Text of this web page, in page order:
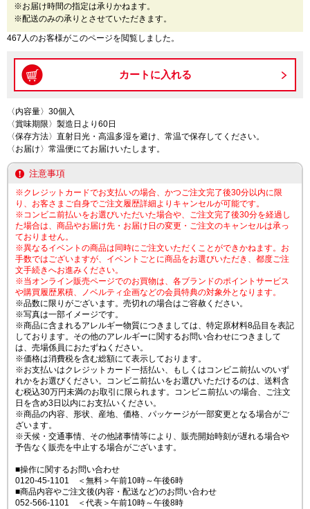
※お届け時間の指定は承りかねます。
※配送のみの承りとさせていただきます。
467人のお客様がこのページを閲覧しました。
〈内容量〉30個入
〈賞味期限〉製造日より60日
〈保存方法〉直射日光・高温多湿を避け、常温で保存してください。
〈お届け〉常温便にてお届けいたします。
注意事項
※クレジットカードでお支払いの場合、かつご注文完了後30分以内に限
り、お客さまご自身でご注文履歴詳細よりキャンセルが可能です。
※コンビニ前払いをお選びいただいた場合や、ご注文完了後30分を経過し
た場合は、商品やお届け先・お届け日の変更・ご注文のキャンセルは承っ
ておりません。
※異なるイベントの商品は同時にご注文いただくことができかねます。お
手数ではございますが、イベントごとに商品をお選びいただき、都度ご注
文手続きへお進みください。
※当オンライン販売ページでのお買物は、各ブランドのポイントサービス
や購買履歴累積、ノベルティ企画などの会員特典の対象外となります。
※品数に限りがございます。売切れの場合はご容赦ください。
※写真は一部イメージです。
※商品に含まれるアレルギー物質につきましては、特定原材料8品目を表記
しております。その他のアレルギーに関するお問い合わせにつきまして
は、売場係員におたずねください。
※価格は消費税を含む総額にて表示しております。
※お支払いはクレジットカード一括払い、もしくはコンビニ前払いのいず
れかをお選びください。コンビニ前払いをお選びいただけるのは、送料含
む税込30万円未満のお取引に限られます。コンビニ前払いの場合、ご注文
日を含め3日以内にお支払いください。
※商品の内容、形状、産地、価格、パッケージが一部変更となる場合がご
ざいます。
※天候・交通事情、その他諸事情等により、販売開始時刻が遅れる場合や
予告なく販売を中止する場合がございます。
■操作に関するお問い合わせ
0120-45-1101 ＜無料＞午前10時～午後6時
■商品内容やご注文後(内容・配送など)のお問い合わせ
052-566-1101 ＜代表＞午前10時～午後8時